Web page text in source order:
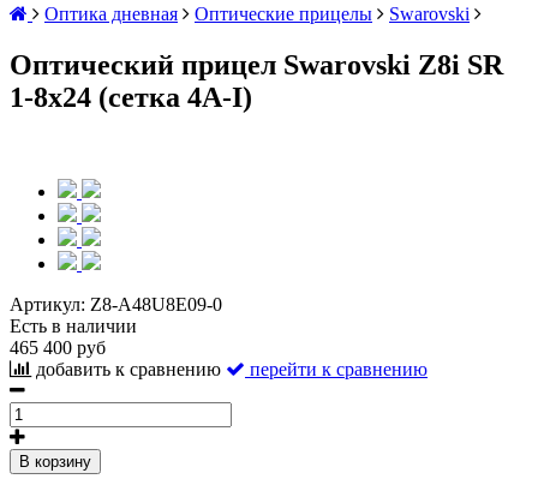
Оптика дневная
Оптические прицелы Swarovski
Оптический прицел Swarovski Z8i SR
1-8x24 (сетка 4A-I)
Артикул: Z8-A48U8E09-0
Есть в наличии
465 400 руб
добавить к сравнению
перейти к сравнению
В корзину